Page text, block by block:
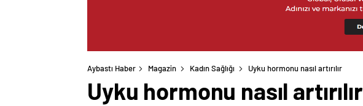
Aybastı Haber Magazin Kadın Sağlığı Uyku hormonu nasıl artırılır
Uyku hormonu nasıl artırılır